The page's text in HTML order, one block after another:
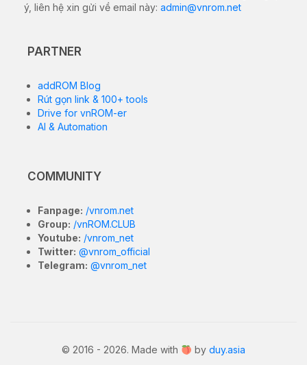
ý, liên hệ xin gửi về email này: admin@vnrom.net
PARTNER
addROM Blog
Rút gọn link & 100+ tools
Drive for vnROM-er
AI & Automation
COMMUNITY
Fanpage: /vnrom.net
Group: /vnROM.CLUB
Youtube: /vnrom_net
Twitter: @vnrom_official
Telegram: @vnrom_net
© 2016 - 2026. Made with by duy.asia